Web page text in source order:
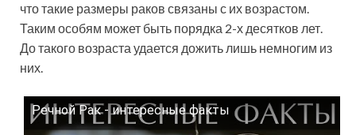
что такие размеры раков связаны с их возрастом.
Таким особям может быть порядка 2-х десятков лет.
До такого возраста удается дожить лишь немногим из
них.
Речной Рак - интересные факты
Смотрите это видео на YouTube